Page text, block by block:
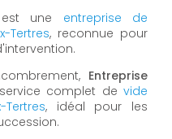
une entreprise de
Tertres, reconnue pour
Entreprise
complet devide
, idéal pour les